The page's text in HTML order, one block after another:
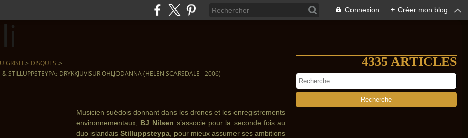
Connexion + Créer mon blog
GRISLI > DISQUES >
& STILLUPPSTEYPA: DRYKKJUVISUR OHLJODANNA (HELEN SCARSDALE - 2006)
Musicien suédois donnant dans les drones et les enregistrements
environnementaux, BJ Nilsen s’associe pour la seconde fois au
duo islandais Stilluppsteypa , pour mieux assumer ses ambitions
4335 ARTICLES